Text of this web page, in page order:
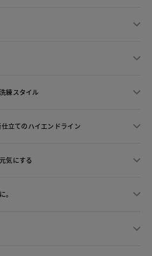
練スタイル
立てのハイエンドライン
元気にする
。